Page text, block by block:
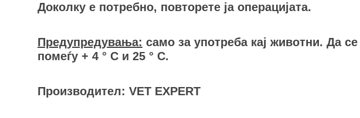
Доколку е потребно, повторете ја операцијата.
Предупредувања: само за употреба кај животни. Да
помеѓу + 4 ° C и 25 ° C.
Производител: VET EXPERT